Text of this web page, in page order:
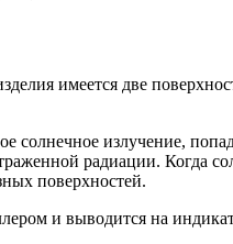
имеется две
излучение,
радиации. Когда
поверхностей.
и выводится на